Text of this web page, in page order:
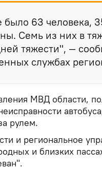
было 63 человека,
Семь из них в
тяжести", —
службах
МВД области,
рулем.
и региональное
и близких